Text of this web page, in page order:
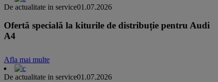
De actualitate in service01.07.2026
Ofertă specială la kiturile de distribuție pentru Audi
A4
Afla mai multe
De actualitate in service01.07.2026